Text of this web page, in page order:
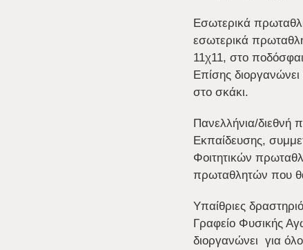
Εσωτερικά
εσωτερικά
11χ11, στο
Επίσης διοργανώνει
στο σκάκι.
Πανελλήνια/διεθνή
Εκπαίδευσης,
Φοιτητικών
πρωταθλητών που
Υπαίθριες
Γραφείο Φυσικής
διοργανώνει για